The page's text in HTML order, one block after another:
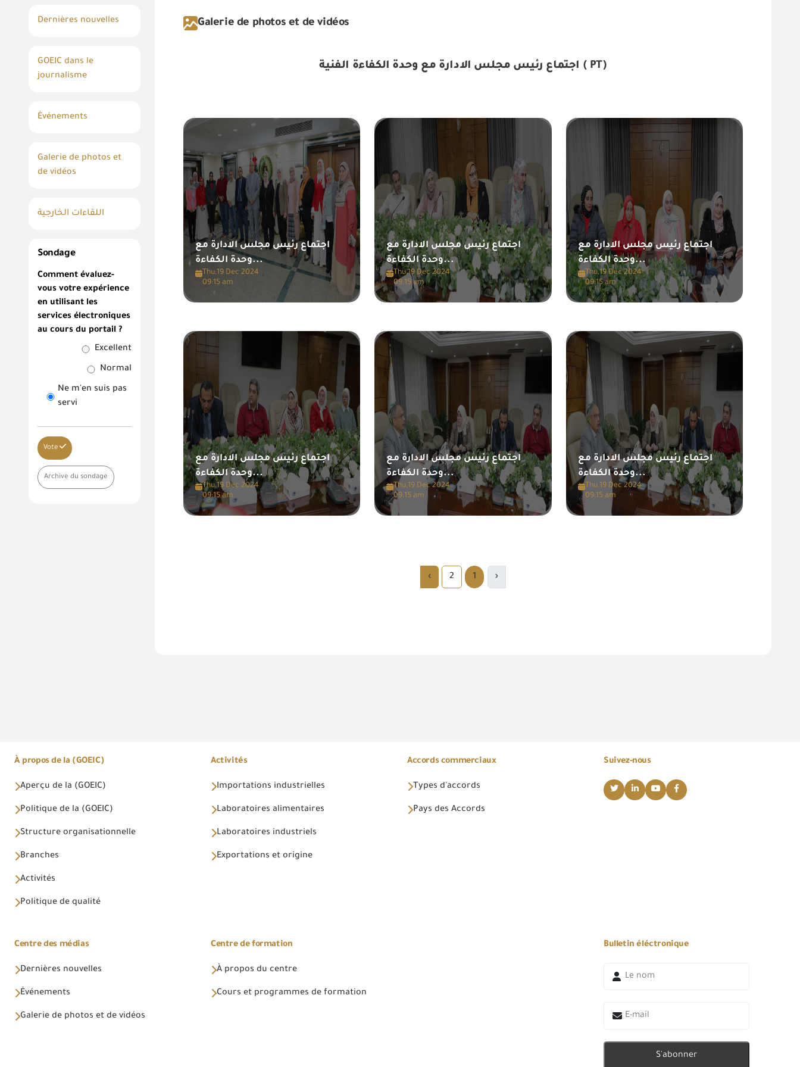
Dernières nouvelles
GOEIC dans le
journalisme
Événements
Galerie de photos et
de vidéos
اللقاءات الخارجية
Sondage
Comment évaluez-
vous votre expérience
en utilisant les
services électroniques
au cours du portail ?
Excellent
Normal
Ne m'en suis pas
servi
Vote
Archive du sondage
Galerie de photos et de vidéos
اجتماع رئيس مجلس الادارة مع وحدة الكفاءة الفنية ( PT)
اجتماع رئيس مجلس الادارة مع
وحدة الكفاءة...
Thu,19 Dec 2024
09:15 am
اجتماع رئيس مجلس الادارة مع
وحدة الكفاءة...
Thu,19 Dec 2024
09:15 am
اجتماع رئيس مجلس الادارة مع
وحدة الكفاءة...
Thu,19 Dec 2024
09:15 am
اجتماع رئيس مجلس الادارة مع
وحدة الكفاءة...
Thu,19 Dec 2024
09:15 am
اجتماع رئيس مجلس الادارة مع
وحدة الكفاءة...
Thu,19 Dec 2024
09:15 am
اجتماع رئيس مجلس الادارة مع
وحدة الكفاءة...
Thu,19 Dec 2024
09:15 am
‹
1
2
›
À propos de la (GOEIC)
Aperçu de la (GOEIC)
Politique de la (GOEIC)
Structure organisationnelle
Branches
Activités
Politique de qualité
Activités
Importations industrielles
Laboratoires alimentaires
Laboratoires industriels
Exportations et origine
Accords commerciaux
Types d'accords
Pays des Accords
Suivez-nous
Centre des médias
Dernières nouvelles
Événements
Galerie de photos et de vidéos
Centre de formation
À propos du centre
Cours et programmes de formation
Bulletin éléctronique
S'abonner